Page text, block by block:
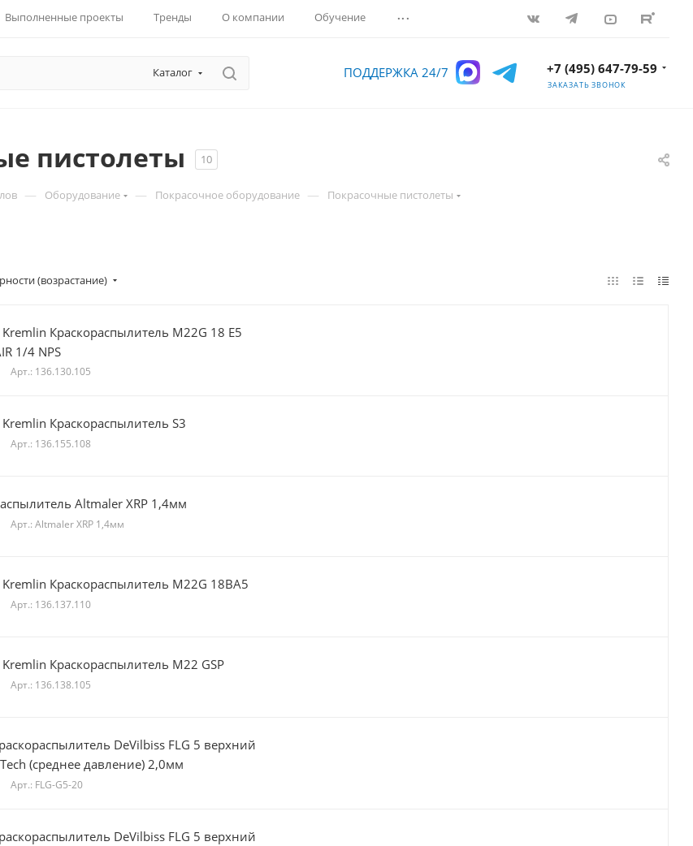
Выполненные проекты Тренды О компании Обучение ...
Каталог ПОДДЕРЖКА 24/7 +7 (495) 647-79-59
ЗАКАЗАТЬ ЗВОНОК
пистолеты 10
— Оборудование — Покрасочное оборудование — Покрасочные пистолеты
(возрастание)
Краскораспылитель M22G 18 Е5
1/4 NPS
Арт.: 136.130.105
Краскораспылитель S3
Арт.: 136.155.108
XRP Краскораспылитель Altmaler XRP 1,4мм
Арт.: Altmaler XRP 1,4мм
Краскораспылитель M22G 18BA5
Арт.: 136.137.110
Краскораспылитель M22 GSP
Арт.: 136.138.105
DeVilbiss FLG 5 верхний
(среднее давление) 2,0мм
Арт.: FLG-G5-20
DeVilbiss FLG 5 верхний